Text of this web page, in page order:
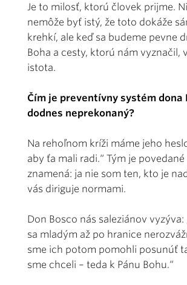
Je to milosť, ktorú človek prijme.
nemôže byť istý, že toto dokáže
krehkí, ale keď sa budeme pevne
Boha a cesty, ktorú nám vyznačil,
istota.
Čím je preventívny systém dona
dodnes neprekonaný?
Na rehoľnom kríži máme jeho
aby ťa mali radi.“ Tým je povedané
znamená: ja nie som ten, kto je
vás diriguje normami.
Don Bosco nás saleziánov vyzýva:
sa mladým až po hranice
sme ich potom pomohli posunúť
sme chceli – teda k Pánu Bohu.“